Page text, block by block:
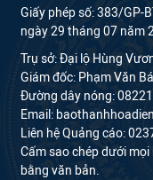
Giấy phép số: 383/GP-
ngày 29 tháng 07 năm
Trụ sở: Đại lộ Hùng
Giám đốc: Phạm Văn
Đường dây nóng:
Email:
Liên hệ Quảng cáo:
Cấm sao chép dưới
bằng văn bản.